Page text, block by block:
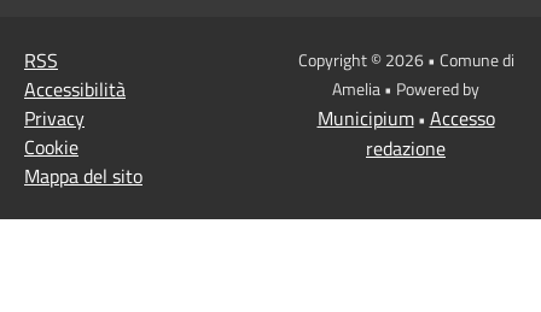
RSS
Accessibilità
Privacy
Cookie
Mappa del sito
Copyright © 2026 • Comune di
Amelia • Powered by
Municipium• Accesso
redazione